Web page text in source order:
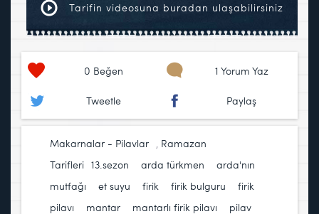
Tarifin videosuna buradan ulaşabilirsiniz
0 Beğen 1 Yorum Yaz
Tweetle Paylaş
Makarnalar - Pilavlar , Ramazan
Tarifleri 13.sezon arda türkmen
arda'nın
mutfağı
et suyu firik firik bulguru
firik
pilavı
mantar mantarlı firik pilavı pilav